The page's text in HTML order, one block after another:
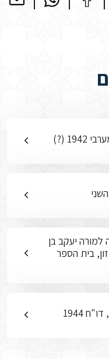
(?)
יעקב בן
בית הספר
1944